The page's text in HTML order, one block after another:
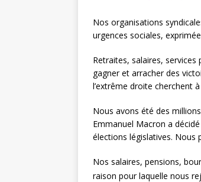
Nos organisations
urgences sociales,
Retraites, salaires,
gagner et arracher des
l’extrême droite cherchent
Nous avons été des
Emmanuel Macron a
élections législatives. Nous
Nos salaires, pensions,
raison pour laquelle nous